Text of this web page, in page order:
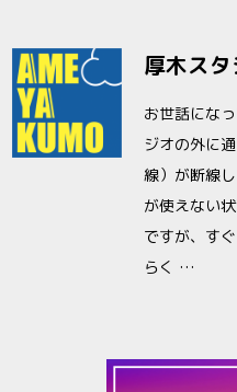
厚木ス
お世話にな
ジオの外に
線）が断線
が使えない
ですが、す
らく …